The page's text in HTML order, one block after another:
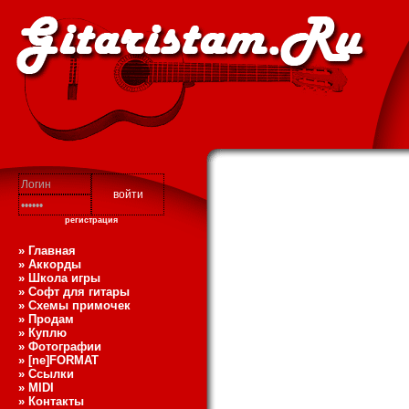
регистрация
» Главная
» Аккорды
» Школа игры
» Софт для гитары
» Схемы примочек
» Продам
» Куплю
» Фотографии
» [ne]FORMAT
» Ссылки
» MIDI
» Контакты